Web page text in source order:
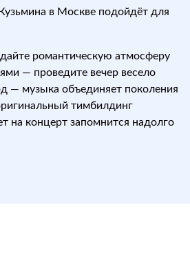
в Москве подойдёт для
романтическую атмосферу
— проведите вечер весело
— музыка объединяет поколения
тимбилдинг
на концерт запомнится надолго